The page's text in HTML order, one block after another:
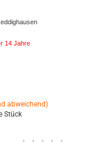
14 Jahre
abweichend)
Stück